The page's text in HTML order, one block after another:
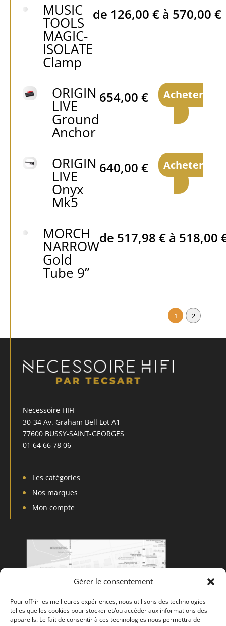
Gérer le consentement
Pour offrir les meilleures expériences, nous utilisons des technologies
telles que les cookies pour stocker et/ou accéder aux informations des
appareils. Le fait de consentir à ces technologies nous permettra de
MUSIC
TOOLS
MAGIC-
ISOLATE
Clamp
de 126,00 €à 570,00 €
ORIGIN
LIVE
Ground
Anchor
654,00€ Acheter
ORIGIN
LIVE
Onyx
Mk5
640,00€ Acheter
MORCH
NARROW
Gold
Tube 9”
de 517,98 €à 518,00
1 2
Necessoire HIFI
30-34 Av. Graham Bell Lot A1
77600 BUSSY-SAINT-GEORGES
01 64 66 78 06
Les catégories
Nos marques
Mon compte